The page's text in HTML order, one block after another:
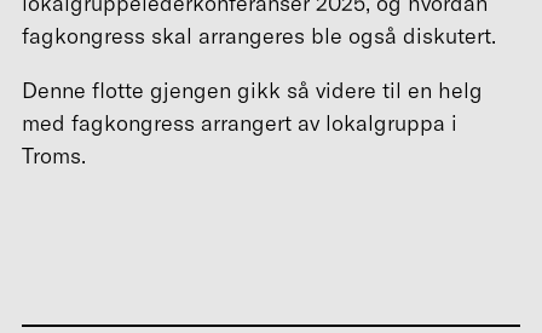
fagkongress skal arrangeres ble også diskutert.
Denne flotte gjengen gikk så videre til en helg
med fagkongress arrangert av lokalgruppa i
Troms.